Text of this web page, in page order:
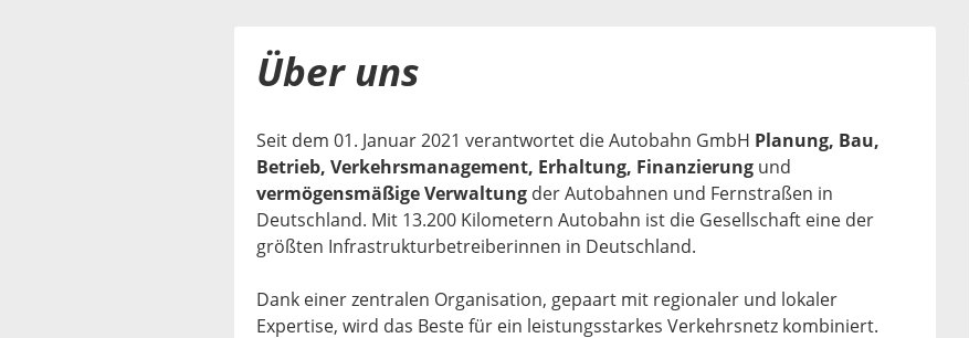
Über uns
Seit dem 01. Januar 2021 verantwortet die Autobahn GmbH Planung, Bau,
Betrieb, Verkehrsmanagement, Erhaltung, Finanzierung und
vermögensmäßige Verwaltung der Autobahnen und Fernstraßen in
Deutschland. Mit 13.200 Kilometern Autobahn ist die Gesellschaft eine der
größten Infrastrukturbetreiberinnen in Deutschland.
Dank einer zentralen Organisation, gepaart mit regionaler und lokaler
Expertise, wird das Beste für ein leistungsstarkes Verkehrsnetz kombiniert.